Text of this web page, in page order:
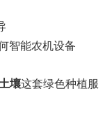
智能农机设备
壤这套绿色种植服